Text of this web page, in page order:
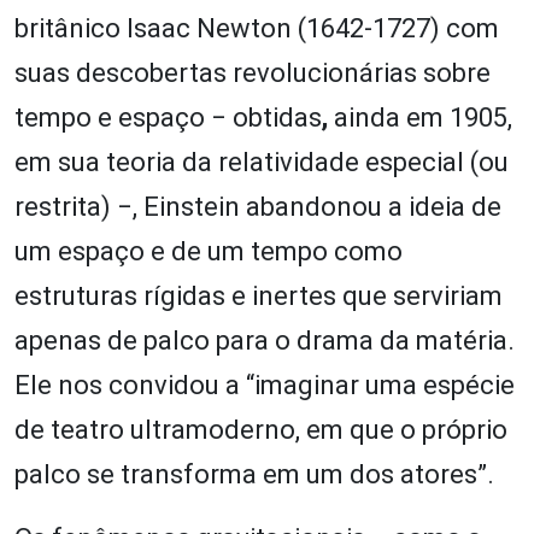
britânico Isaac Newton (1642-1727) com
suas descobertas revolucionárias sobre
tempo e espaço ‒ obtidas, ainda em 1905,
em sua teoria da relatividade especial (ou
restrita) ‒, Einstein abandonou a ideia de
um espaço e de um tempo como
estruturas rígidas e inertes que serviriam
apenas de palco para o drama da matéria.
Ele nos convidou a “imaginar uma espécie
de teatro ultramoderno, em que o próprio
palco se transforma em um dos atores”.